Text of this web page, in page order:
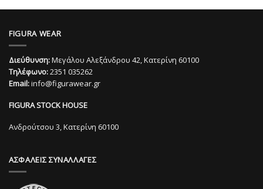
Οι
επιλογές
επιλεγούν
σελίδα
παραλλαγές.
FIGURA WEAR
Διεύθυνση:Μεγάλου Αλεξάνδρου 42, Κατερίνη 60100
Τηλέφωνο:2351 035262
Email:info@figurawear.gr
FIGURA STOCK HOUSE
Ανδρούτσου 3, Κατερίνη 60100
ΑΣΦΑΛΕΙΣ ΣΥΝΑΛΛΑΓΕΣ